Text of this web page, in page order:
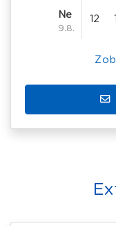
Ne
9.8.
12